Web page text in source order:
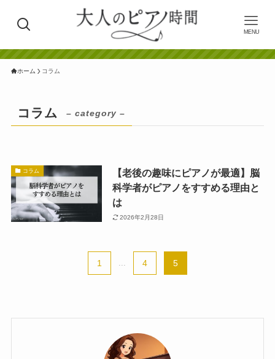
MENU
ホーム コラム
コラム – category –
コラム
【老後の趣味にピアノが最適】脳
科学者がピアノをすすめる理由と
は
2026年2月28日
1 4 5